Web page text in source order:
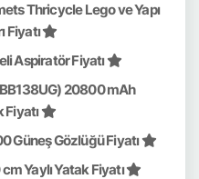
Thricycle Lego ve Yapı
Fiyatı
Aspiratör Fiyatı
20800 mAh
Fiyatı
Güneş Gözlüğü Fiyatı
Yaylı Yatak Fiyatı